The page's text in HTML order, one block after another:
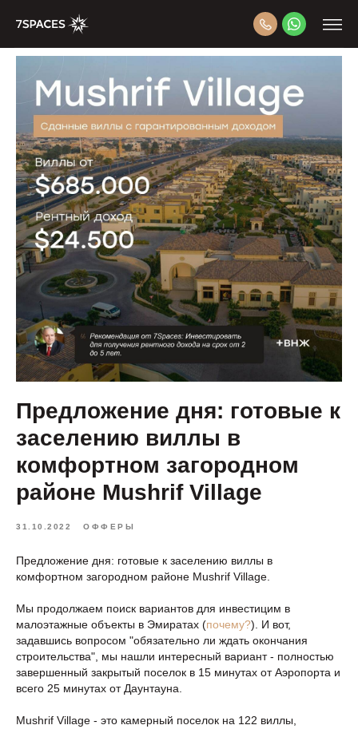
Предложение дня: готовые к
заселению виллы в
комфортном загородном
районе Mushrif Village
31.10.2022 ОФФЕРЫ
Предложение дня: готовые к заселению виллы в
комфортном загородном районе Mushrif Village.
Мы продолжаем поиск вариантов для инвестицим в
малоэтажные объекты в Эмиратах (почему?). И вот,
задавшись вопросом "обязательно ли ждать окончания
строительства", мы нашли интересный вариант - полностью
завершенный закрытый поселок в 15 минутах от Аэропорта и
всего 25 минутах от Даунтауна.
Mushrif Village - это камерный поселок на 122 виллы,